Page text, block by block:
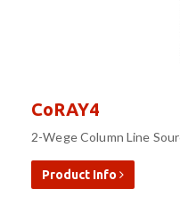
CoRAY4
2-Wege Column Line
Product Info